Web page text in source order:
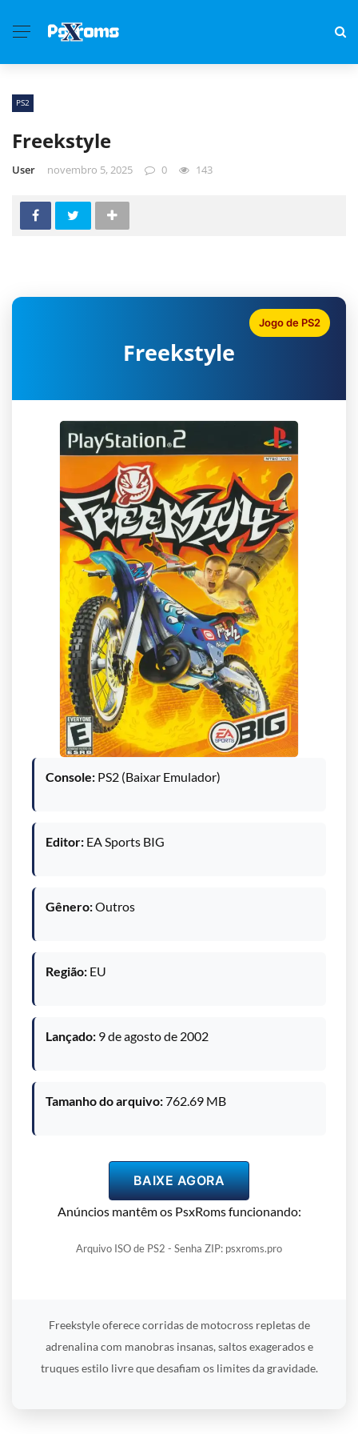
PS2
Freekstyle
User novembro 5, 2025 0 143
Freekstyle
Jogo de PS2
Console: PS2 (Baixar Emulador)
Editor: EA Sports BIG
Gênero:Outros
Região: EU
Lançado: 9 de agosto de 2002
Tamanho do arquivo:762.69 MB
BAIXE AGORA
Anúncios mantêm os PsxRoms funcionando:
Arquivo ISO de PS2 - Senha ZIP: psxroms.pro
Freekstyle oferece corridas de motocross repletas de
adrenalina com manobras insanas, saltos exagerados e
truques estilo livre que desafiam os limites da gravidade.